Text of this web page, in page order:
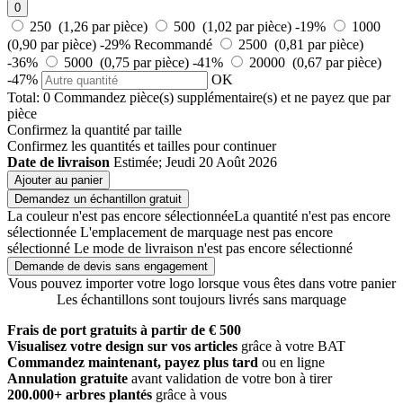
0
250 (1,26 par pièce) 500 (1,02 par pièce) -19%
1000
(0,90 par pièce) -29% Recommandé
2500 (0,81 par pièce)
-36%
5000 (0,75 par pièce) -41%
20000 (0,67 par pièce)
-47%
OK
Total: 0 Commandez pièce(s) supplémentaire(s) et ne payez que par
pièce
Confirmez la quantité par taille
Confirmez les quantités et tailles pour continuer
Date de livraison Estimée; Jeudi 20 Août 2026
Ajouter au panier
Demandez un échantillon gratuit
La couleur n'est pas encore sélectionnéeLa quantité n'est pas encore
sélectionnée L'emplacement de marquage nest pas encore
sélectionné Le mode de livraison n'est pas encore sélectionné
Demande de devis sans engagement
Vous pouvez importer votre logo lorsque vous êtes dans votre panier
Les échantillons sont toujours livrés sans marquage
Frais de port gratuits à partir de € 500
Visualisez votre design sur vos articles grâce à votre BAT
Commandez maintenant, payez plus tard ou en ligne
Annulation gratuite avant validation de votre bon à tirer
200.000+ arbres plantés grâce à vous